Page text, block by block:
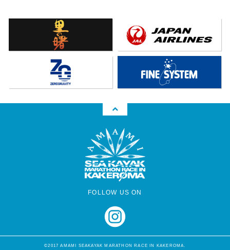
FOLLOW US ON
©2017 AMAMI SEAKAYAK MARATHON RACE IN KAKEROMA.